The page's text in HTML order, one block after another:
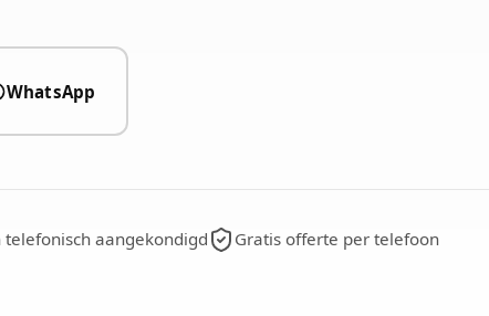
WhatsApp
telefonisch aangekondigd Gratis offerte per telefoon